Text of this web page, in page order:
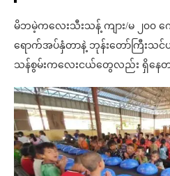
မိဘမဲ့ကလေးသီးသန့် ကျား/မ ၂၀၀ ကျ
ရောက်အပ်နှံတာနဲ့ ဘုန်းတော်ကြီးသင်ပ
သန်စွမ်းကလေးငယ်တွေလည်း ရှိန